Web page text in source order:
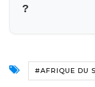
?
#AFRIQUE DU